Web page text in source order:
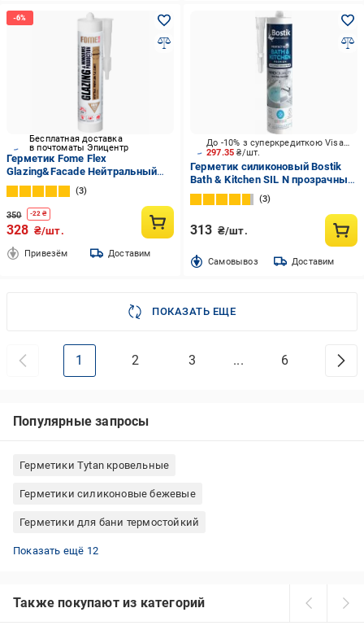
Бесплатная доставка
в почтоматы Эпицентр
Герметик Fome Flex
Glazing&Facade Нейтральный
силиконовый 310 мл
Прозрачный (01-4-2-018)
3
350 -22 ₴
328 ₴/шт.
Привезём Доставим
297.35₴/шт.
До -10% з суперкредиткою Visa Вигода
Герметик силиконовый Bostik
Bath & Kitchen SIL N прозрачный
280 мл
3
313 ₴/шт.
Cамовывоз Доставим
ПОКАЗАТЬ ЕЩЕ
1 2 3 ... 6
Популярные запросы
Герметики Tytan кровельные
Герметики силиконовые бежевые
Герметики для бани термостойкий
Герметики каучуковые кровельные
Герметики силиконовые прозрачные санитарные
Герметики силиконовые прозрачные универсальные
Герметики полиуретановые коричневые
Герметики акриловый белые
Герметики силиконовые белые
Силикон для ванной комнаты
Герметики силиконовые тюбик силикон
Герметики силиконовые для наружных работ
Герметики белые для ванной комнаты
Герметики для кухонных плит термостойкие
Герметик водостойкие для сантехники
Показать ещё 12
Также покупают из категорий